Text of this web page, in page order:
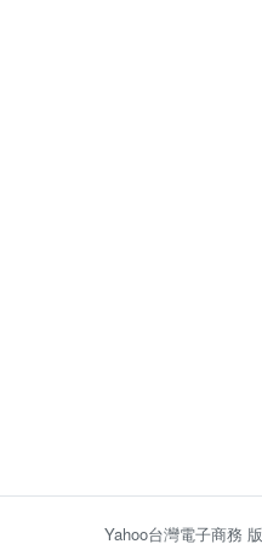
Yahoo台灣電子商務